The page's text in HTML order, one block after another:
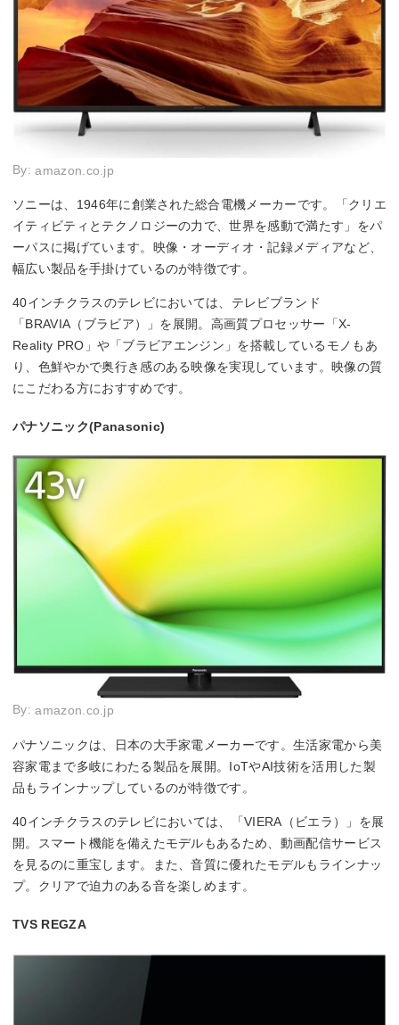
By:amazon.co.jp
ソニーは、1946年に創業された総合電機メーカーです。「クリエ
イティビティとテクノロジーの力で、世界を感動で満たす」をパ
ーパスに掲げています。映像・オーディオ・記録メディアなど、
幅広い製品を手掛けているのが特徴です。
40インチクラスのテレビにおいては、テレビブランド
「BRAVIA（ブラビア）」を展開。高画質プロセッサー「X-
Reality PRO」や「ブラビアエンジン」を搭載しているモノもあ
り、色鮮やかで奥行き感のある映像を実現しています。映像の質
にこだわる方におすすめです。
パナソニック(Panasonic)
By:amazon.co.jp
パナソニックは、日本の大手家電メーカーです。生活家電から美
容家電まで多岐にわたる製品を展開。IoTやAI技術を活用した製
品もラインナップしているのが特徴です。
40インチクラスのテレビにおいては、「VIERA（ビエラ）」を展
開。スマート機能を備えたモデルもあるため、動画配信サービス
を見るのに重宝します。また、音質に優れたモデルもラインナッ
プ。クリアで迫力のある音を楽しめます。
TVS REGZA